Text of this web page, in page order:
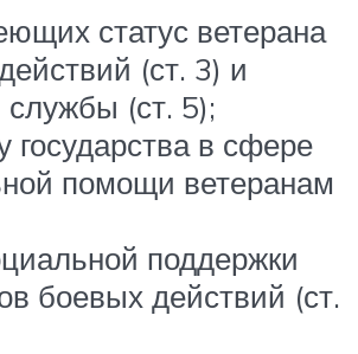
статус ветерана
(ст. 3) и
службы (ст. 5);
государства в сфере
помощи ветеранам
поддержки
боевых действий (ст.